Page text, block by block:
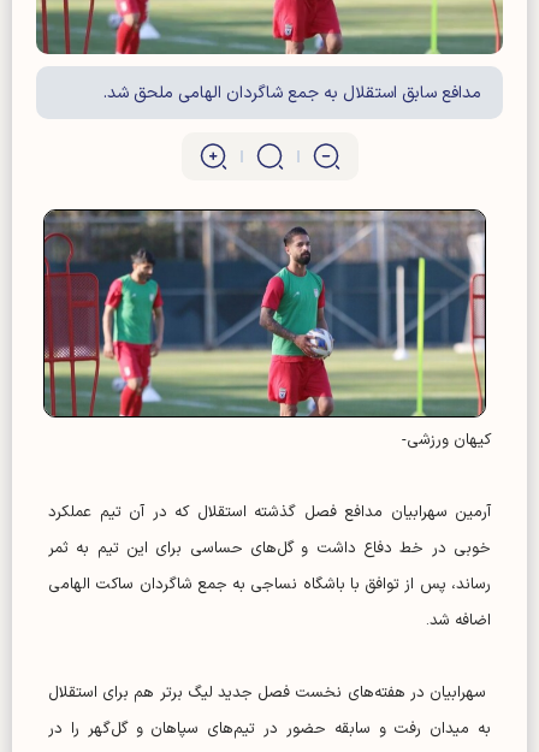
مدافع سابق استقلال به جمع شاگردان الهامی ملحق شد.
کیهان ورزشی-
آرمین سهرابیان مدافع فصل گذشته استقلال که در آن تیم عملکرد
خوبی در خط دفاع داشت و گل‌های حساسی برای این تیم به ثمر
رساند، پس از توافق با باشگاه نساجی به جمع شاگردان ساکت الهامی
اضافه شد.
سهرابیان در هفته‌های نخست فصل جدید لیگ برتر هم برای استقلال
به میدان رفت و سابقه حضور در تیم‌های سپاهان و گل‌گهر را در